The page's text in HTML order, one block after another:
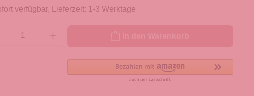
verfügbar, Lieferzeit: 1-3 Werktage